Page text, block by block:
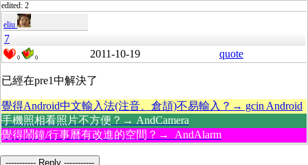
edited: 2
eliu
7
0 0 2011-10-19 quote
已經在pre1中解決了
覺得Android中文輸入法(注音、倉頡)不易輸入？→ gcin Android
手機照相看照片不方便？→ AndCamera
覺得鬧鐘/行事曆有改進的空間？→ AndAlarm
----------- Reply -----------